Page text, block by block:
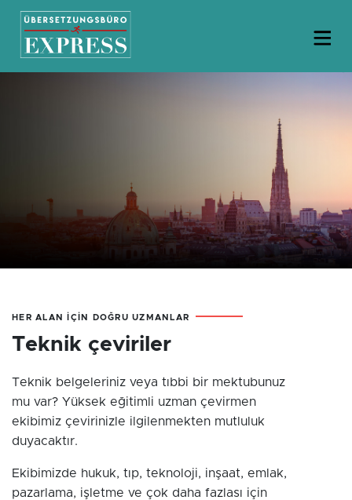
HER ALAN IÇIN DOĞRU UZMANLAR
Teknik çeviriler
Teknik belgeleriniz veya tıbbi bir mektubunuz
mu var? Yüksek eğitimli uzman çevirmen
ekibimiz çevirinizle ilgilenmekten mutluluk
duyacaktır.
Ekibimizde hukuk, tıp, teknoloji, inşaat, emlak,
pazarlama, işletme ve çok daha fazlası için